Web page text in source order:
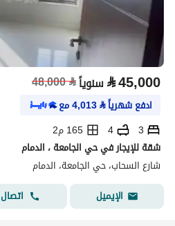
⃁45,000 سنوياً⃁
48,000
ادفع شهرياً⃁
4,013مع
3
4
165 م2
شقة للإيجار في حي الجامعة ، الدمام
شارع السحاب، حي الجامعة، الدمام
الإيميل
اتصال